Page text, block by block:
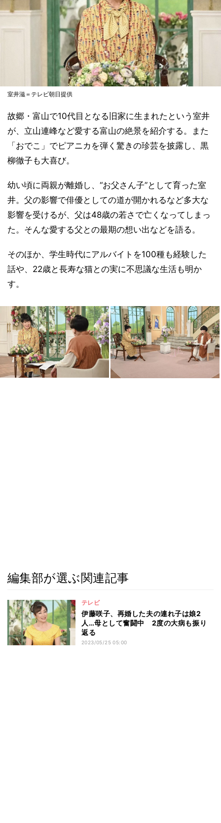
室井滋＝テレビ朝日提供
故郷・富山で10代目となる旧家に生まれたという室井
が、立山連峰など愛する富山の絶景を紹介する。また
「おでこ」でピアニカを弾く驚きの珍芸を披露し、黒
柳徹子も大喜び。
幼い頃に両親が離婚し、“お父さん子”として育った室
井。父の影響で俳優としての道が開かれるなど多大な
影響を受けるが、父は48歳の若さで亡くなってしまっ
た。そんな愛する父との最期の想い出などを語る。
そのほか、学生時代にアルバイトを100種も経験した
話や、22歳と長寿な猫との実に不思議な生活も明か
す。
編集部が選ぶ関連記事
テレビ
伊藤咲子、再婚した夫の連れ子は娘2
人…母として奮闘中 2度の大病も振り
返る
2023/05/25 05:00